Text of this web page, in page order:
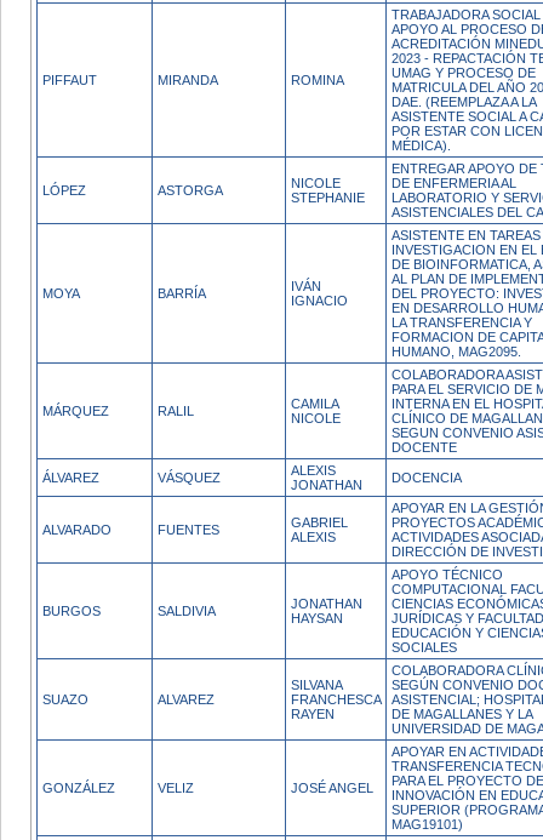
PIFFAUT MIRANDA ROMINA
TRABAJADORA SOCIAL
APOYO AL PROCESO
ACREDITACIÓN
2023 - REPACTACIÓN
UMAG Y PROCESO DE
MATRICULA DEL AÑO
DAE. (REEMPLAZA A LA
ASISTENTE SOCIAL A
POR ESTAR CON
MÉDICA).
LÓPEZ ASTORGA
NICOLE
STEPHANIE
ENTREGAR APOYO DE
DE ENFERMERIA AL
LABORATORIO Y
ASISTENCIALES DEL
MOYA BARRÍA
IVÁN
IGNACIO
ASISTENTE EN TAREAS
INVESTIGACION EN EL
DE BIOINFORMATICA,
AL PLAN DE
DEL PROYECTO:
EN DESARROLLO
LA TRANSFERENCIA Y
FORMACION DE
HUMANO, MAG2095.
MÁRQUEZ RALIL
CAMILA
NICOLE
COLABORADORA
PARA EL SERVICIO DE
INTERNA EN EL
CLÍNICO DE
SEGUN CONVENIO
DOCENTE
ÁLVAREZ VÁSQUEZ
ALEXIS
JONATHAN
DOCENCIA
ALVARADO FUENTES
GABRIEL
ALEXIS
APOYAR EN LA
PROYECTOS
ACTIVIDADES
DIRECCIÓN DE
BURGOS SALDIVIA
JONATHAN
HAYSAN
APOYO TÉCNICO
COMPUTACIONAL
CIENCIAS
JURÍDICAS Y FACULTAD
EDUCACIÓN Y
SOCIALES
SUAZO ALVAREZ
SILVANA
FRANCHESCA
RAYEN
COLABORADORA
SEGÚN CONVENIO
ASISTENCIAL;
DE MAGALLANES Y LA
UNIVERSIDAD DE
GONZÁLEZ VELIZ JOSÉ ANGEL
APOYAR EN
TRANSFERENCIA
PARA EL PROYECTO DE
INNOVACIÓN EN
SUPERIOR
MAG19101)